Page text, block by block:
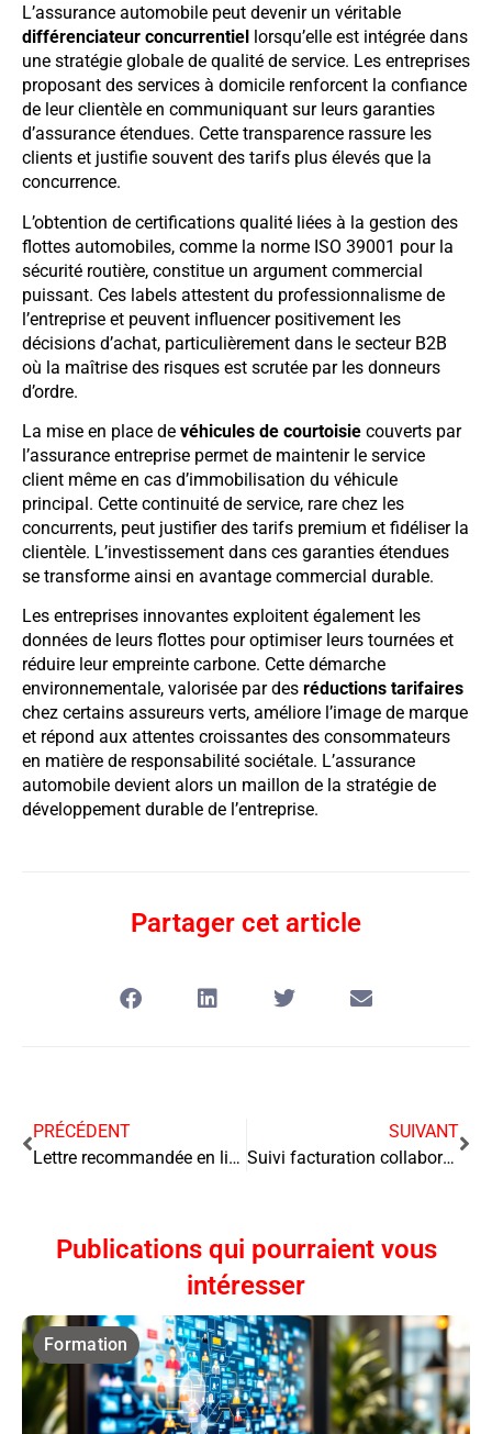
L’assurance automobile peut devenir un véritable
différenciateur concurrentiel
lorsqu’elle est intégrée dans
une stratégie globale de qualité de service. Les entreprises
proposant des services à domicile renforcent la confiance
de leur clientèle en communiquant sur leurs garanties
d’assurance étendues. Cette transparence rassure les
clients et justifie souvent des tarifs plus élevés que la
concurrence.
L’obtention de certifications qualité liées à la gestion des
flottes automobiles, comme la norme ISO 39001 pour la
sécurité routière, constitue un argument commercial
puissant. Ces labels attestent du professionnalisme de
l’entreprise et peuvent influencer positivement les
décisions d’achat, particulièrement dans le secteur B2B
où la maîtrise des risques est scrutée par les donneurs
d’ordre.
La mise en place de véhicules de courtoisie couverts par
l’assurance entreprise permet de maintenir le service
client même en cas d’immobilisation du véhicule
principal. Cette continuité de service, rare chez les
concurrents, peut justifier des tarifs premium et fidéliser la
clientèle. L’investissement dans ces garanties étendues
se transforme ainsi en avantage commercial durable.
Les entreprises innovantes exploitent également les
données de leurs flottes pour optimiser leurs tournées et
réduire leur empreinte carbone. Cette démarche
environnementale, valorisée par des réductions tarifaires
chez certains assureurs verts, améliore l’image de marque
et répond aux attentes croissantes des consommateurs
en matière de responsabilité sociétale. L’assurance
automobile devient alors un maillon de la stratégie de
développement durable de l’entreprise.
Partager cet article
PRÉCÉDENT
Lettre recommandée en ligne ou postale : laquelle choisir
SUIVANT
Suivi facturation collaboratif : impliquez toute votre équipe
Publications qui pourraient vous
intéresser
Formation